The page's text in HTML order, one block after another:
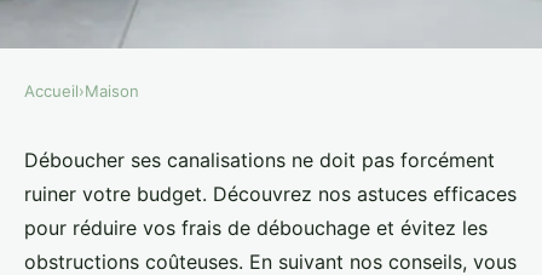
Prix débouchage canalisations :
comment économiser
efficacement
Accueil›Maison
Déboucher ses canalisations ne doit pas forcément
ruiner votre budget. Découvrez nos astuces efficaces
pour réduire vos frais de débouchage et évitez les
obstructions coûteuses. En suivant nos conseils, vous